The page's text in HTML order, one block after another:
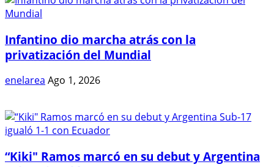
Infantino dio marcha atrás con la
privatización del Mundial
enelarea Ago 1, 2026
“Kiki" Ramos marcó en su debut y Argentina